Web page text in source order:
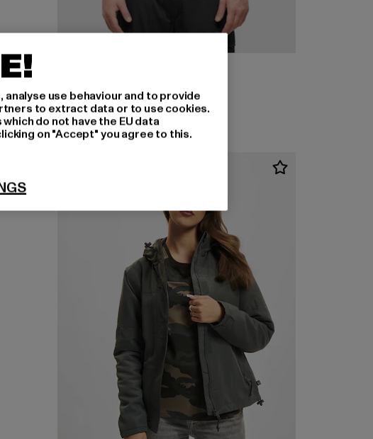
39,99 EUR
Derzeitiger Preis: 39,99 EUR
use behaviour and to provide
to extract data or to use cookies.
do not have the EU data
on "Accept" you agree to this.